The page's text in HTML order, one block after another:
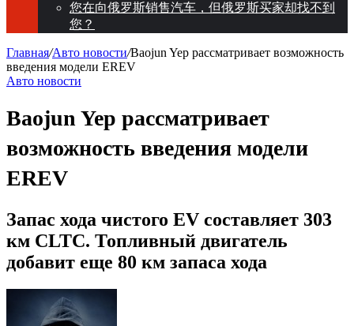
您在向俄罗斯销售汽车，但俄罗斯买家却找不到
您？
Главная/Авто новости/Baojun Yep рассматривает возможность
введения модели EREV
Авто новости
Baojun Yep рассматривает
возможность введения модели
EREV
Запас хода чистого EV составляет 303
км CLTC. Топливный двигатель
добавит еще 80 км запаса хода